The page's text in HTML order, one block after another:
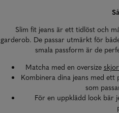
Slim fit jeans är ett tidlöst och
garderob. De passar utmärkt för
smala passform är de
Matcha med en oversize
Kombinera dina jeans med ett
som
För en uppklädd look bär